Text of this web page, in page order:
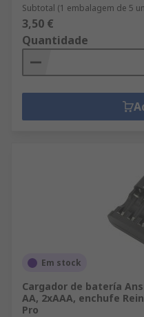
Subtotal (1 embalagem de 5
3,50 €
Quantidade
Em stock
Cargador de batería
AA, 2xAAA, enchufe
Pro